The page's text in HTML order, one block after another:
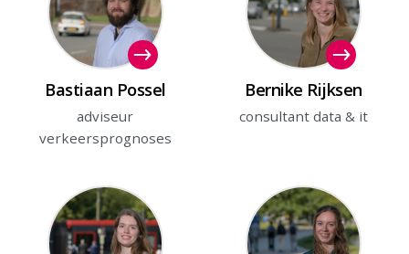
Bastiaan Possel
adviseur
verkeersprognoses
Bernike Rijksen
consultant data & it